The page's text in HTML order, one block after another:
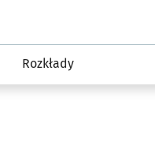
Rozkłady